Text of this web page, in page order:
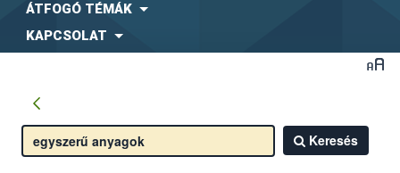
ÁTFOGÓ TÉMÁK
KAPCSOLAT
Keresés